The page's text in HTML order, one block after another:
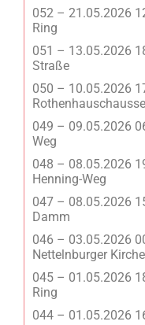
052 – 21.05.2026
Ring
051 – 13.05.2026
Straße
050 – 10.05.2026
049 – 09.05.2026
Weg
048 – 08.05.2026
Henning-Weg
047 – 08.05.2026
Damm
046 – 03.05.2026
Nettelnburger
045 – 01.05.2026
Ring
044 – 01.05.2026